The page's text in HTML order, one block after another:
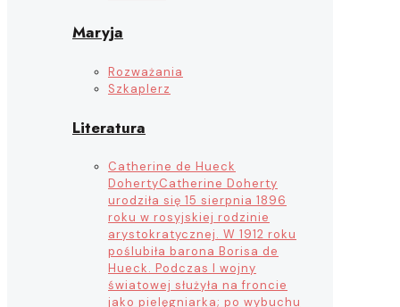
Maryja
Rozważania
Szkaplerz
Literatura
Catherine de Hueck
DohertyCatherine Doherty
urodziła się 15 sierpnia 1896
roku w rosyjskiej rodzinie
arystokratycznej. W 1912 roku
poślubiła barona Borisa de
Hueck. Podczas I wojny
światowej służyła na froncie
jako pielęgniarka; po wybuchu